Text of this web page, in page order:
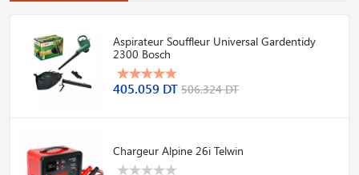
Aspirateur Souffleur Universal Gardentidy
2300 Bosch
405.059 DT 506.324 DT
Chargeur Alpine 26i Telwin